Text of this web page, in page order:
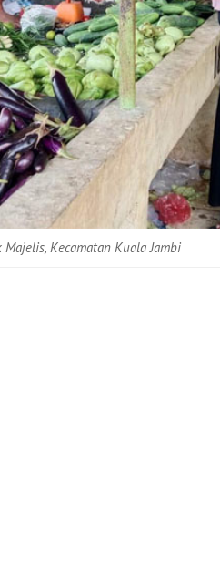
Kecamatan Kuala Jambi